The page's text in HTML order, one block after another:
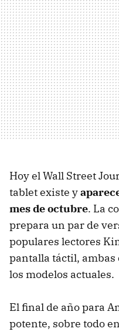
Hoy el Wall Street
tablet existe y
mes de octubre. La
prepara un par de
populares lectores
pantalla táctil, ambas
los modelos actuales.
El final de año para
potente, sobre todo